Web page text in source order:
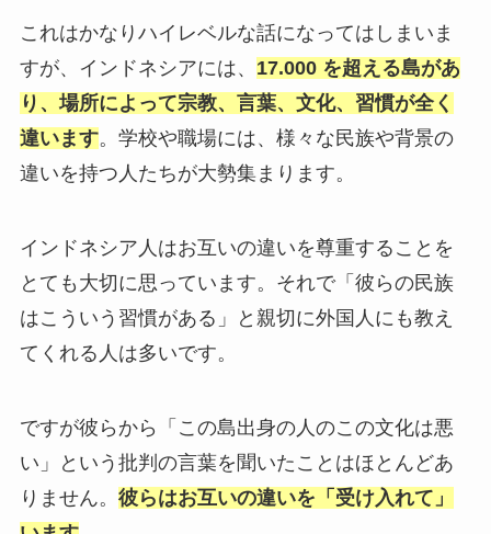
これはかなりハイレベルな話になってはしまいま
すが、インドネシアには、 17.000 を超える島があ
り、場所によって宗教、言葉、文化、習慣が全く
違います。学校や職場には、様々な民族や背景の
違いを持つ人たちが大勢集まります。
インドネシア人はお互いの違いを尊重することを
とても大切に思っています。それで「彼らの民族
はこういう習慣がある」と親切に外国人にも教え
てくれる人は多いです。
ですが彼らから「この島出身の人のこの文化は悪
い」という批判の言葉を聞いたことはほとんどあ
りません。 彼らはお互いの違いを「受け入れて」